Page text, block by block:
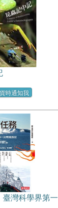
時通知我
灣科學界第一